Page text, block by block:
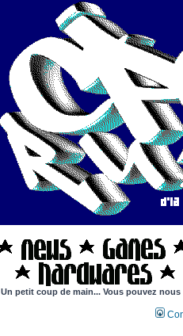
Un petit coup de main... Vous pouvez